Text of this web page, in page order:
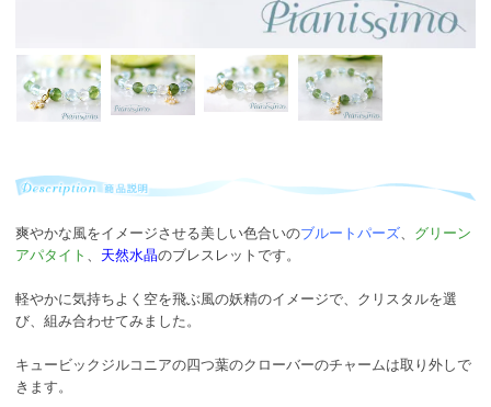
爽やかな風をイメージさせる美しい色合いのブルートパーズ
グリーン
アパタイト
天然水晶のブレスレットです。
軽やかに気持ちよく空を飛ぶ風の妖精のイメージで、クリスタルを選
び、組み合わせてみました。
キュービックジルコニアの四つ葉のクローバーのチャームは取り外しで
きます。